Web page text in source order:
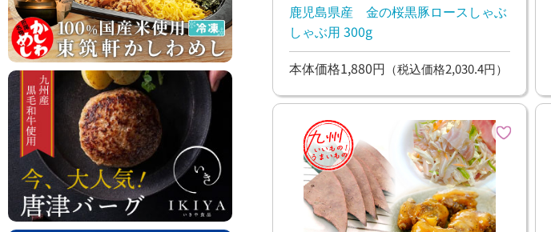
鹿児島県産 金の桜黒豚ロースしゃぶ
しゃぶ用 300g
本体価格1,880円 （税込価格2,030.4円）